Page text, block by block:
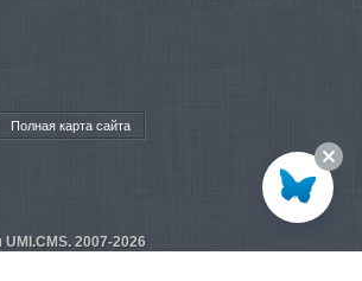
Полная карта сайта
2007-2026